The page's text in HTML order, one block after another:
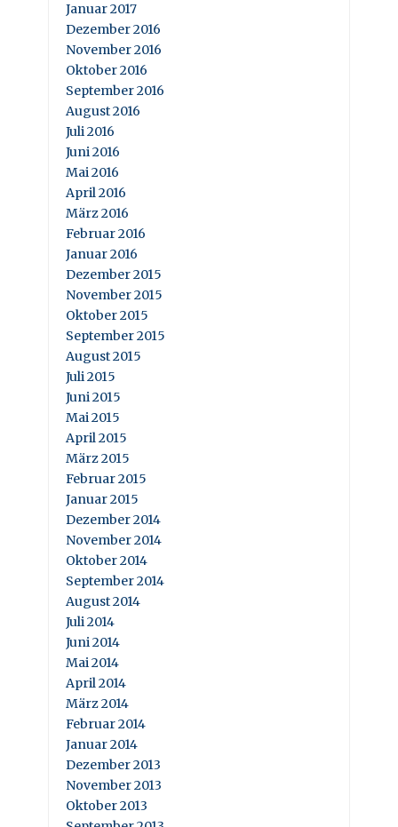
Januar 2017
Dezember 2016
November 2016
Oktober 2016
September 2016
August 2016
Juli 2016
Juni 2016
Mai 2016
April 2016
März 2016
Februar 2016
Januar 2016
Dezember 2015
November 2015
Oktober 2015
September 2015
August 2015
Juli 2015
Juni 2015
Mai 2015
April 2015
März 2015
Februar 2015
Januar 2015
Dezember 2014
November 2014
Oktober 2014
September 2014
August 2014
Juli 2014
Juni 2014
Mai 2014
April 2014
März 2014
Februar 2014
Januar 2014
Dezember 2013
November 2013
Oktober 2013